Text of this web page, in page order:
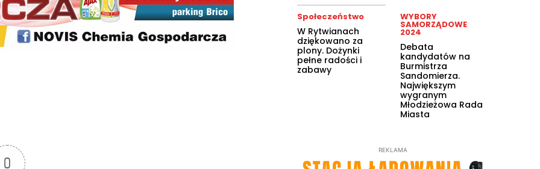
0
Społeczeństwo
W Rytwianach
dziękowano za
plony. Dożynki
pełne radości i
zabawy
WYBORY
SAMORZĄDOWE
2024
Debata
kandydatów na
Burmistrza
Sandomierza.
Największym
wygranym
Młodzieżowa Rada
Miasta
REKLAMA